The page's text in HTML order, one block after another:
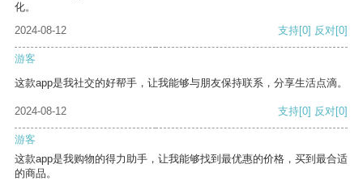
化。
2024-08-12
支持[0] 反对[0]
游客
这款app是我社交的好帮手，让我能够与朋友保持联系，分享生活点滴。
2024-08-12 支持[0] 反对[0]
游客
这款app是我购物的得力助手，让我能够找到最优惠的价格，买到最合适
的商品。